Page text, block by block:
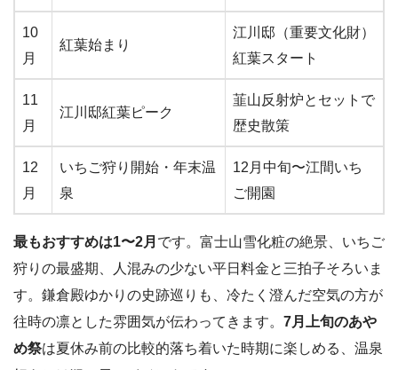
10
月
紅葉始まり
江川邸（重要文化財）
紅葉スタート
11
月
江川邸紅葉ピーク
韮山反射炉とセットで
歴史散策
12
月
いちご狩り開始・年末温
泉
12月中旬〜江間いち
ご開園
最もおすすめは1〜2月 です。富士山雪化粧の絶景、いちご
狩りの最盛期、人混みの少ない平日料金と三拍子そろいま
す。鎌倉殿ゆかりの史跡巡りも、冷たく澄んだ空気の方が
往時の凛とした雰囲気が伝わってきます。 7月上旬のあや
め祭は夏休み前の比較的落ち着いた時期に楽しめる、温泉